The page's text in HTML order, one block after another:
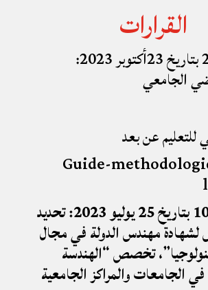
القرارات
القرار رقم 205 بتاريخ 23أكتوبر 2023:
الجامعي
للتعليم عن بعد
2-Guide-
القرار رقم 1014 بتاريخ 25 يوليو 2023: تحديد
لشهادة مهندس الدولة في مجال
تخصص “الهندسة
الجامعات والمراكز الجامعية